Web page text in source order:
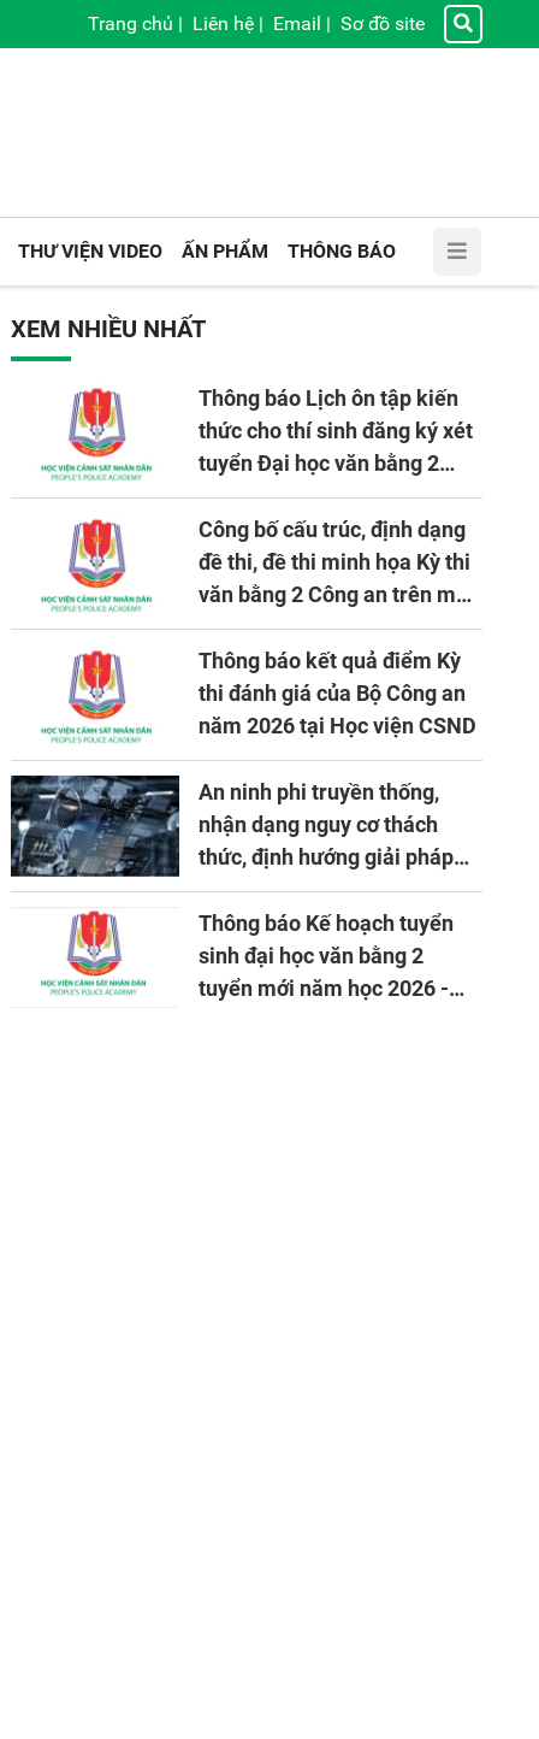
Trang chủ | Liên hệ | Email | Sơ đồ site
THƯ VIỆN VIDEO ẤN PHẨM THÔNG BÁO
XEM NHIỀU NHẤT
Thông báo Lịch ôn tập kiến
thức cho thí sinh đăng ký xét
tuyển Đại học văn bằng 2
tuyển mới, mở tại Học viện
CSND năm học 2026 - 2027
Công bố cấu trúc, định dạng
đề thi, đề thi minh họa Kỳ thi
văn bằng 2 Công an trên máy
tính
Thông báo kết quả điểm Kỳ
thi đánh giá của Bộ Công an
năm 2026 tại Học viện CSND
An ninh phi truyền thống,
nhận dạng nguy cơ thách
thức, định hướng giải pháp
đảm bảo an ninh quốc gia
trong tình hình hiện nay
Thông báo Kế hoạch tuyển
sinh đại học văn bằng 2
tuyển mới năm học 2026 -